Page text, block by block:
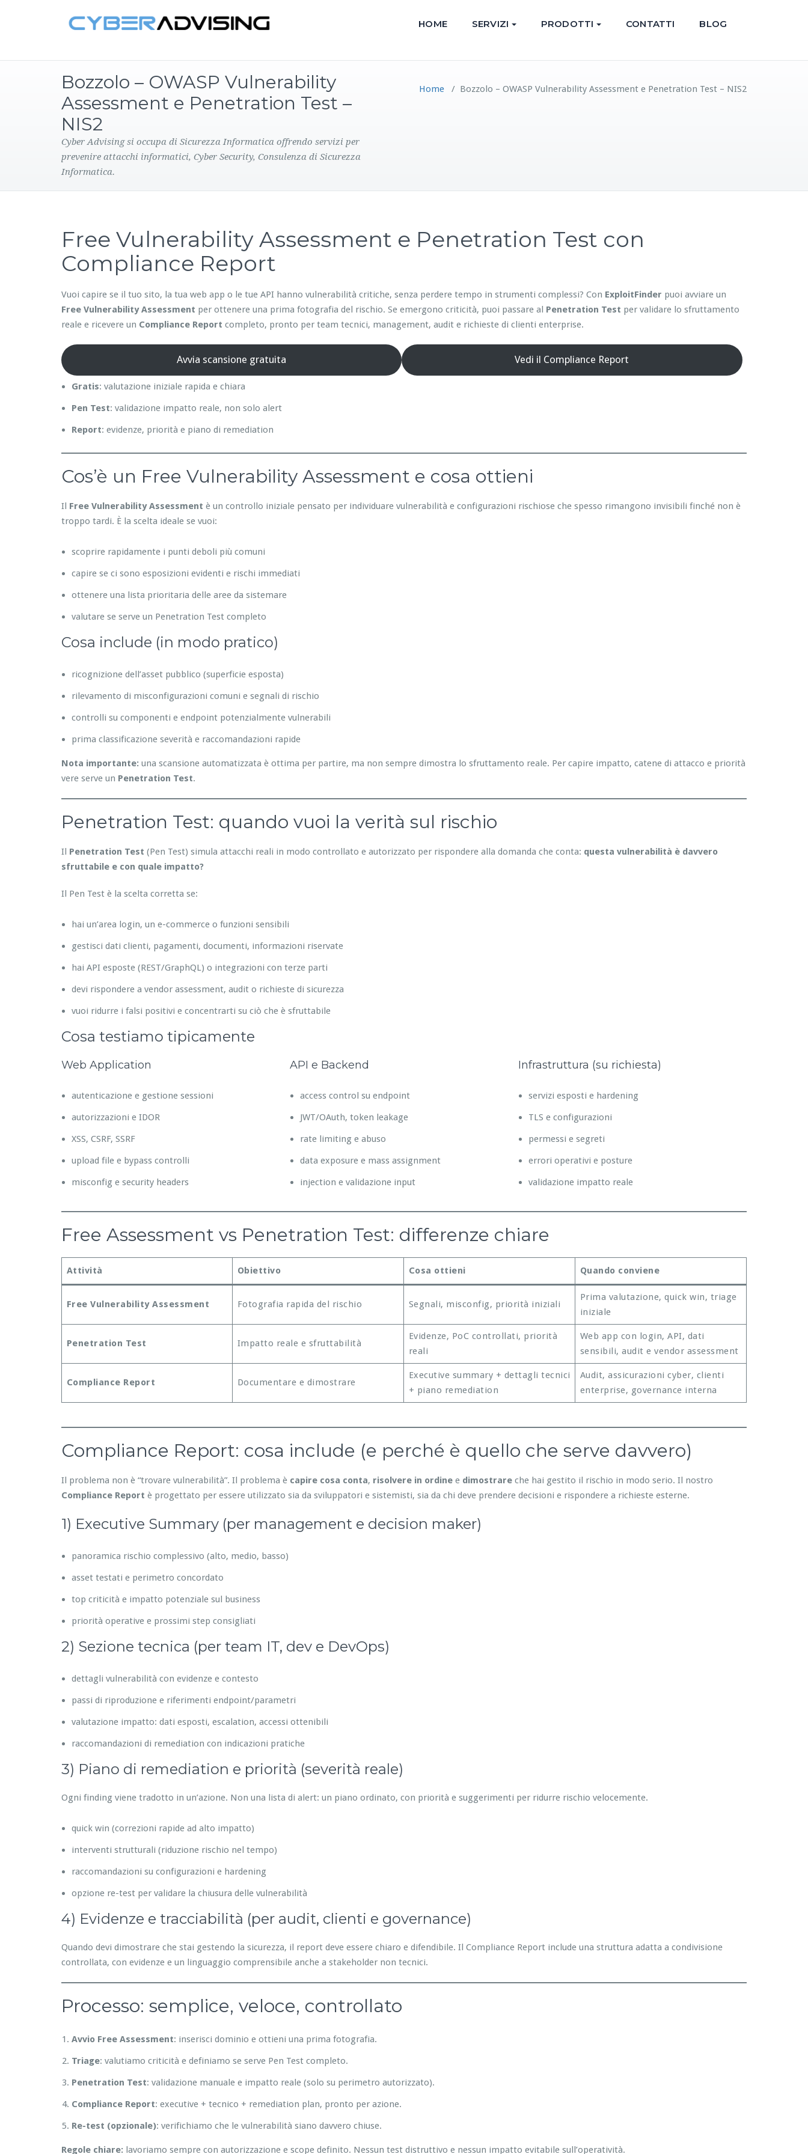
HOME SERVIZI PRODOTTI CONTATTI BLOG
Bozzolo – OWASP Vulnerability
Assessment e Penetration Test –
NIS2
Cyber Advising si occupa di Sicurezza Informatica offrendo servizi per
prevenire attacchi informatici, Cyber Security, Consulenza di Sicurezza
Informatica.
Home / Bozzolo – OWASP Vulnerability Assessment e Penetration Test – NIS2
Free Vulnerability Assessment e Penetration Test con
Compliance Report
Vuoi capire se il tuo sito, la tua web app o le tue API hanno vulnerabilità critiche, senza perdere tempo in strumenti complessi? Con ExploitFinder puoi avviare un
Free Vulnerability Assessment per ottenere una prima fotografia del rischio. Se emergono criticità, puoi passare al Penetration Test per validare lo sfruttamento
reale e ricevere un Compliance Report completo, pronto per team tecnici, management, audit e richieste di clienti enterprise.
Avvia scansione gratuita Vedi il Compliance Report
Gratis: valutazione iniziale rapida e chiara
Pen Test: validazione impatto reale, non solo alert
Report: evidenze, priorità e piano di remediation
Cos’è un Free Vulnerability Assessment e cosa ottieni
Il Free Vulnerability Assessment è un controllo iniziale pensato per individuare vulnerabilità e configurazioni rischiose che spesso rimangono invisibili finché non è
troppo tardi. È la scelta ideale se vuoi:
scoprire rapidamente i punti deboli più comuni
capire se ci sono esposizioni evidenti e rischi immediati
ottenere una lista prioritaria delle aree da sistemare
valutare se serve un Penetration Test completo
Cosa include (in modo pratico)
ricognizione dell’asset pubblico (superficie esposta)
rilevamento di misconfigurazioni comuni e segnali di rischio
controlli su componenti e endpoint potenzialmente vulnerabili
prima classificazione severità e raccomandazioni rapide
Nota importante: una scansione automatizzata è ottima per partire, ma non sempre dimostra lo sfruttamento reale. Per capire impatto, catene di attacco e priorità
vere serve un Penetration Test.
Penetration Test: quando vuoi la verità sul rischio
Il Penetration Test (Pen Test) simula attacchi reali in modo controllato e autorizzato per rispondere alla domanda che conta: questa vulnerabilità è davvero
sfruttabile e con quale impatto?
Il Pen Test è la scelta corretta se:
hai un’area login, un e-commerce o funzioni sensibili
gestisci dati clienti, pagamenti, documenti, informazioni riservate
hai API esposte (REST/GraphQL) o integrazioni con terze parti
devi rispondere a vendor assessment, audit o richieste di sicurezza
vuoi ridurre i falsi positivi e concentrarti su ciò che è sfruttabile
Cosa testiamo tipicamente
Web Application
autenticazione e gestione sessioni
autorizzazioni e IDOR
XSS, CSRF, SSRF
upload file e bypass controlli
misconfig e security headers
API e Backend
access control su endpoint
JWT/OAuth, token leakage
rate limiting e abuso
data exposure e mass assignment
injection e validazione input
Infrastruttura (su richiesta)
servizi esposti e hardening
TLS e configurazioni
permessi e segreti
errori operativi e posture
validazione impatto reale
Free Assessment vs Penetration Test: differenze chiare
Attività Obiettivo Cosa ottieni Quando conviene
Free Vulnerability Assessment Fotografia rapida del rischio Segnali, misconfig, priorità iniziali
Prima valutazione, quick win, triage
iniziale
Penetration Test Impatto reale e sfruttabilità
Evidenze, PoC controllati, priorità
reali
Web app con login, API, dati
sensibili, audit e vendor assessment
Compliance Report Documentare e dimostrare
Executive summary + dettagli tecnici
+ piano remediation
Audit, assicurazioni cyber, clienti
enterprise, governance interna
Compliance Report: cosa include (e perché è quello che serve davvero)
Il problema non è “trovare vulnerabilità”. Il problema è capire cosa conta, risolvere in ordine e dimostrare che hai gestito il rischio in modo serio. Il nostro
Compliance Report è progettato per essere utilizzato sia da sviluppatori e sistemisti, sia da chi deve prendere decisioni e rispondere a richieste esterne.
1) Executive Summary (per management e decision maker)
panoramica rischio complessivo (alto, medio, basso)
asset testati e perimetro concordato
top criticità e impatto potenziale sul business
priorità operative e prossimi step consigliati
2) Sezione tecnica (per team IT, dev e DevOps)
dettagli vulnerabilità con evidenze e contesto
passi di riproduzione e riferimenti endpoint/parametri
valutazione impatto: dati esposti, escalation, accessi ottenibili
raccomandazioni di remediation con indicazioni pratiche
3) Piano di remediation e priorità (severità reale)
Ogni finding viene tradotto in un’azione. Non una lista di alert: un piano ordinato, con priorità e suggerimenti per ridurre rischio velocemente.
quick win (correzioni rapide ad alto impatto)
interventi strutturali (riduzione rischio nel tempo)
raccomandazioni su configurazioni e hardening
opzione re-test per validare la chiusura delle vulnerabilità
4) Evidenze e tracciabilità (per audit, clienti e governance)
Quando devi dimostrare che stai gestendo la sicurezza, il report deve essere chiaro e difendibile. Il Compliance Report include una struttura adatta a condivisione
controllata, con evidenze e un linguaggio comprensibile anche a stakeholder non tecnici.
Processo: semplice, veloce, controllato
Avvio Free Assessment: inserisci dominio e ottieni una prima fotografia.
Triage: valutiamo criticità e definiamo se serve Pen Test completo.
Penetration Test: validazione manuale e impatto reale (solo su perimetro autorizzato).
Compliance Report: executive + tecnico + remediation plan, pronto per azione.
Re-test (opzionale): verifichiamo che le vulnerabilità siano davvero chiuse.
Regole chiare: lavoriamo sempre con autorizzazione e scope definito. Nessun test distruttivo e nessun impatto evitabile sull’operatività.